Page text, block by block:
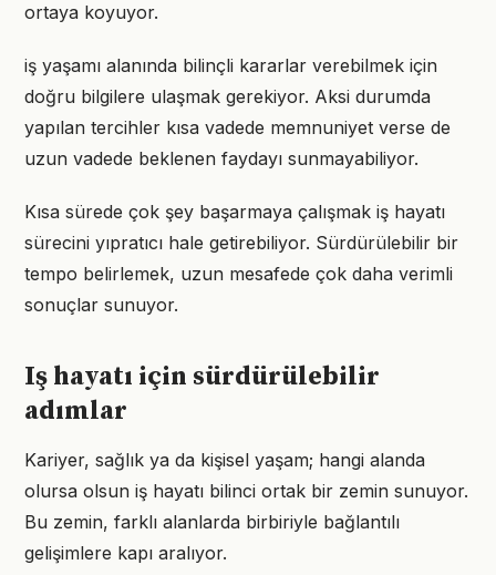
ortaya koyuyor.
iş yaşamı alanında bilinçli kararlar verebilmek için
doğru bilgilere ulaşmak gerekiyor. Aksi durumda
yapılan tercihler kısa vadede memnuniyet verse de
uzun vadede beklenen faydayı sunmayabiliyor.
Kısa sürede çok şey başarmaya çalışmak iş hayatı
sürecini yıpratıcı hale getirebiliyor. Sürdürülebilir bir
tempo belirlemek, uzun mesafede çok daha verimli
sonuçlar sunuyor.
Iş hayatı için sürdürülebilir
adımlar
Kariyer, sağlık ya da kişisel yaşam; hangi alanda
olursa olsun iş hayatı bilinci ortak bir zemin sunuyor.
Bu zemin, farklı alanlarda birbiriyle bağlantılı
gelişimlere kapı aralıyor.